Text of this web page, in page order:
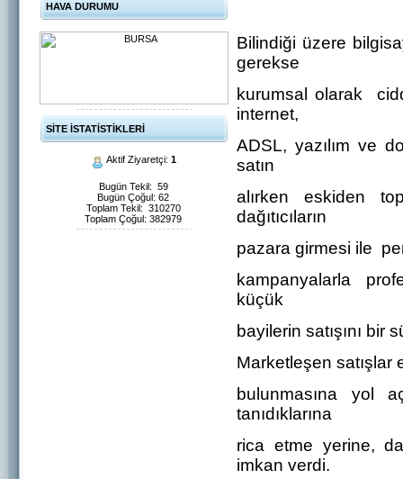
HAVA DURUMU
SİTE İSTATİSTİKLERİ
Aktif Ziyaretçi:1
Bugün Tekil: 59
Bugün Çoğul: 62
Toplam Tekil: 310270
Toplam Çoğul: 382979
Bilindiği üzere
gerekse
kurumsal olarak
internet,
ADSL, yazılım ve
satın
alırken eskiden
dağıtıcıların
pazara girmesi ile
kampanyalarla
küçük
bayilerin satışını bir
Marketleşen
bulunmasına yol
tanıdıklarına
rica etme yerine,
imkan verdi.